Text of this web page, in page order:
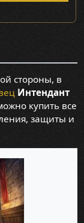
стороны, в
Интендант
купить все
защиты и